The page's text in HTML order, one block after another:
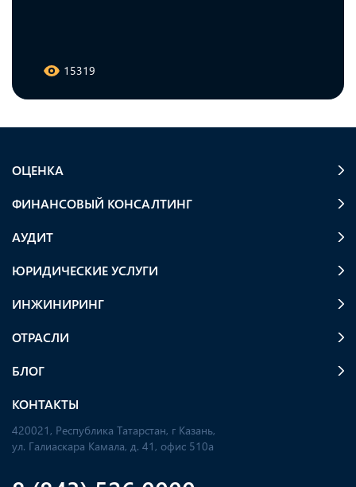
15319
ОЦЕНКА
ФИНАНСОВЫЙ КОНСАЛТИНГ
АУДИТ
ЮРИДИЧЕСКИЕ УСЛУГИ
ИНЖИНИРИНГ
ОТРАСЛИ
БЛОГ
КОНТАКТЫ
420021, Республика Татарстан, г Казань,
ул. Галиаскара Камала, д. 41, офис 510а